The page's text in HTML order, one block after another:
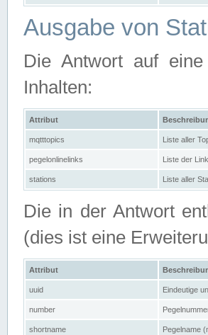
Ausgabe von
Die Antwort auf
Inhalten:
Attribut
mqtttopics Liste aller
pegelonlinelinks Liste der
stations Liste aller
Die in der Antwort
(dies ist eine
Attribut
uuid Eindeutige
number
shortname Pegelname